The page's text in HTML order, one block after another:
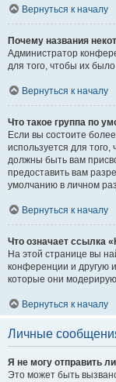
Вернуться к началу
Почему названия
Администратор
для того, чтобы их
Вернуться к началу
Что такое группа по
Если вы состоите
используется для
должны быть вам
предоставить вам
умолчанию в личном
Вернуться к началу
Что означает ссылка
На этой странице вы
конференции и другую
которые они
Вернуться к началу
Личные
Я не могу отправить
Это может быть